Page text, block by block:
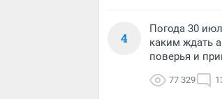
4
Погода 30
каким ждать
поверья и
77 329